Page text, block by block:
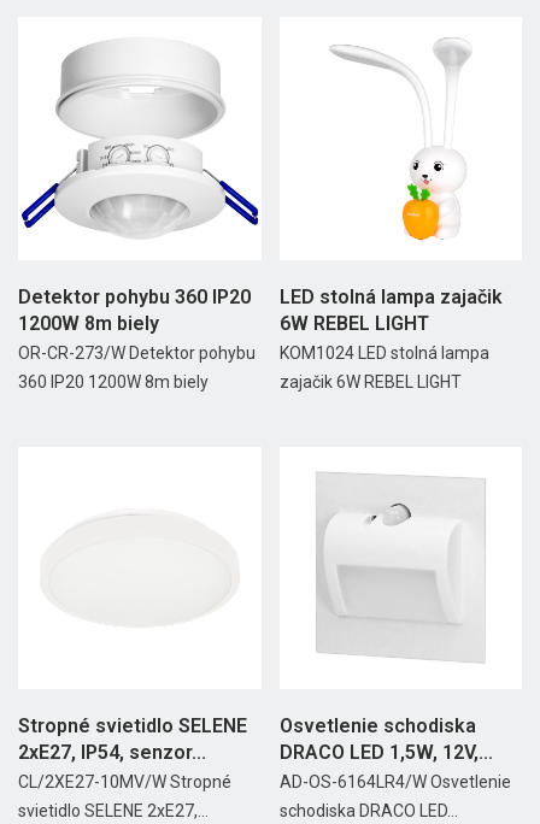
Detektor pohybu 360 IP20
1200W 8m biely
OR-CR-273/W Detektor pohybu
360 IP20 1200W 8m biely
LED stolná lampa zajačik
6W REBEL LIGHT
KOM1024 LED stolná lampa
zajačik 6W REBEL LIGHT
Stropné svietidlo SELENE
2xE27, IP54, senzor...
CL/2XE27-10MV/W Stropné
svietidlo SELENE 2xE27,...
Osvetlenie schodiska
DRACO LED 1,5W, 12V,...
AD-OS-6164LR4/W Osvetlenie
schodiska DRACO LED...